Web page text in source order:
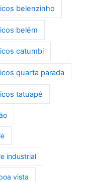
belenzinho
belém
catumbi
quarta parada
tatuapé
industrial
vista